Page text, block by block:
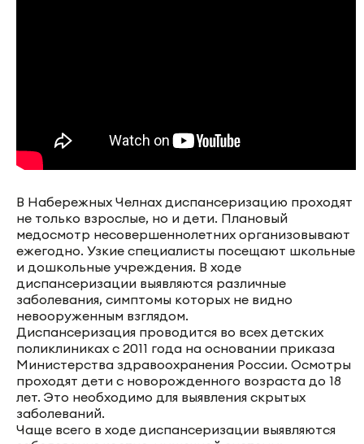
В Набережных Челнах диспансеризацию проходят
не только взрослые, но и дети. Плановый
медосмотр несовершеннолетних организовывают
ежегодно. Узкие специалисты посещают школьные
и дошкольные учреждения. В ходе
диспансеризации выявляются различные
заболевания, симптомы которых не видно
невооруженным взглядом.
Диспансеризация проводится во всех детских
поликлиниках с 2011 года на основании приказа
Министерства здравоохранения России. Осмотры
проходят дети с новорожденного возраста до 18
лет. Это необходимо для выявления скрытых
заболеваний.
Чаще всего в ходе диспансеризации выявляются